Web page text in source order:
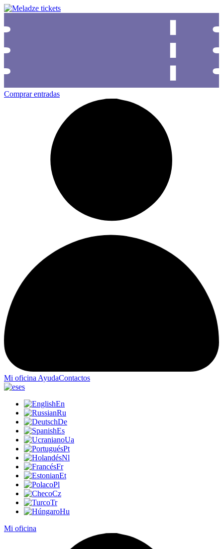
Comprar entradas
Mi oficina AyudaContactos
es
En
Ru
De
Es
Ua
Pt
Nl
Fr
Et
Pl
Cz
Tr
Hu
Mi oficina